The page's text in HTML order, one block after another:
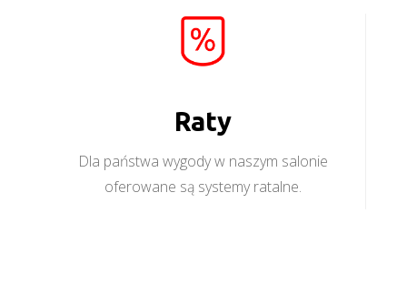
Raty
Dla państwa wygody w naszym salonie
oferowane są systemy ratalne.